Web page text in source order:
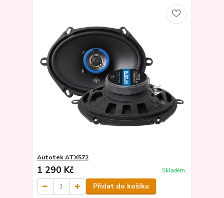
Autotek ATX572
1 290 Kč Skladem
Přidat do košíku